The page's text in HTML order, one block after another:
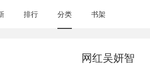
排行 分类 书架
网红吴妍智